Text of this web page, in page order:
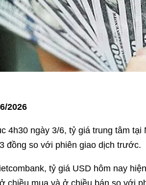
2026
4h30 ngày 3/6, tỷ giá trung tâm
đồng so với phiên giao dịch trước.
tỷ giá USD hôm nay
chiều mua và ở chiều bán so với